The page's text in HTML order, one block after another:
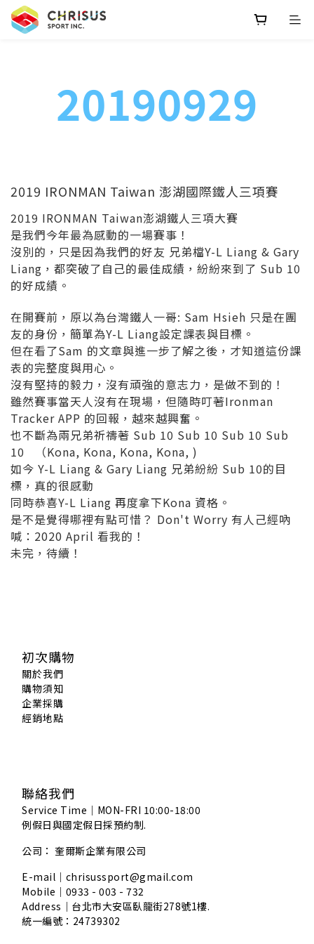
20190929
2019 IRONMAN Taiwan 澎湖國際鐵人三項賽
2019 IRONMAN Taiwan澎湖鐵人三項大賽
是我們今年最為感動的一場賽事！
沒別的，只是因為我們的好友 兄弟檔Y-L Liang & Gary
Liang，都突破了自己的最佳成績，紛紛來到了 Sub 10
的好成績。
在開賽前，原以為台灣鐵人一哥: Sam Hsieh 只是在團
友的身份，簡單為Y-L Liang設定課表與目標。
但在看了Sam 的文章與進一步了解之後，才知道這份課
表的完整度與用心。
沒有堅持的毅力，沒有頑強的意志力，是做不到的！
雖然賽事當天人沒有在現場，但隨時叮著Ironman
Tracker APP 的回報，越來越興奮。
也不斷為兩兄弟祈禱著 Sub 10 Sub 10 Sub 10 Sub
10 （Kona, Kona, Kona, Kona, )
如今 Y-L Liang & Gary Liang 兄弟紛紛 Sub 10的目
標，真的很感動
同時恭喜Y-L Liang 再度拿下Kona 資格。
是不是覺得哪裡有點可惜？ Don't Worry 有人己經吶
喊：2020 April 看我的！
未完，待續！
初次購物
關於我們
購物須知
企業採購
經銷地點
聯絡我們
Service Time｜MON-FRI 10:00-18:00
例假日與國定假日採預約制.
公司： 奎爾斯企業有限公司
E-mail｜chrisussport@gmail.com
Mobile｜0933 - 003 - 732
Address｜ 台北市大安區臥龍街278號1樓.
統一編號：24739302